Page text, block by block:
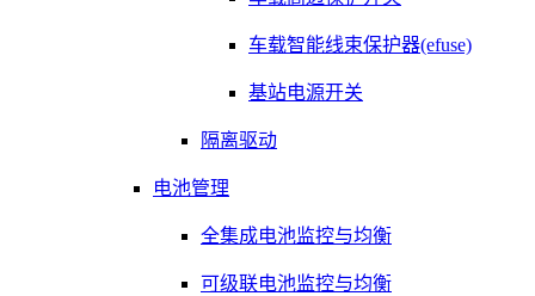
车载智能线束保护器(efuse)
基站电源开关
隔离驱动
电池管理
全集成电池监控与均衡
可级联电池监控与均衡